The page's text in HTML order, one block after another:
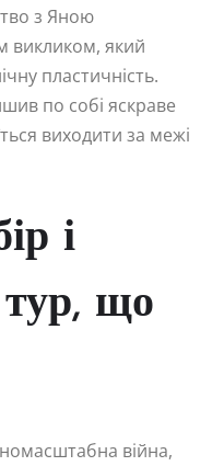
з Яною
викликом, який
пластичність.
по собі яскраве
виходити за межі
і
тур, що
війна,